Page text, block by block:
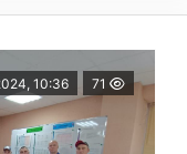
10:36 71